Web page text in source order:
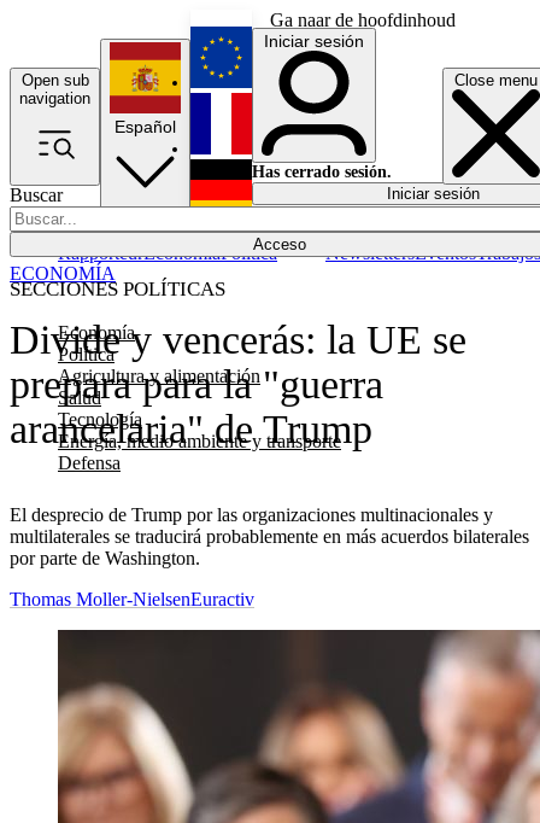
Ga naar de hoofdinhoud
Open sub
navigation
Close menu
Buscar
Acceso
SECCIONES POLÍTICAS
Economía
Política
Agricultura y alimentación
Salud
Tecnología
Energía, medio ambiente y transporte
Defensa
RapporteurEconomíaPolítica NewslettersEventosTrabajos
Español
English
Français
Iniciar sesión
Has cerrado sesión.
Iniciar sesión
Divide y vencerás: la UE se
prepara para la "guerra
arancelaria" de Trump
El desprecio de Trump por las organizaciones multinacionales y
multilaterales se traducirá probablemente en más acuerdos bilaterales
por parte de Washington.
ECONOMÍA
Thomas Moller-NielsenEuractiv